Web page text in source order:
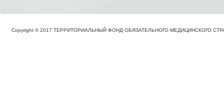
Copyright © 2017 ТЕРРИТОРИАЛЬНЫЙ ФОНД ОБЯЗАТЕЛЬНОГО МЕДИЦИНСКОГО